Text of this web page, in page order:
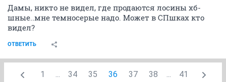
Дамы, никто не видел, где продаются лосины хб-
шные..мне темносерые надо. Может в СПшках кто
видел?
ОТВЕТИТЬ
1 ... 34 35 36 37 38 ... 41